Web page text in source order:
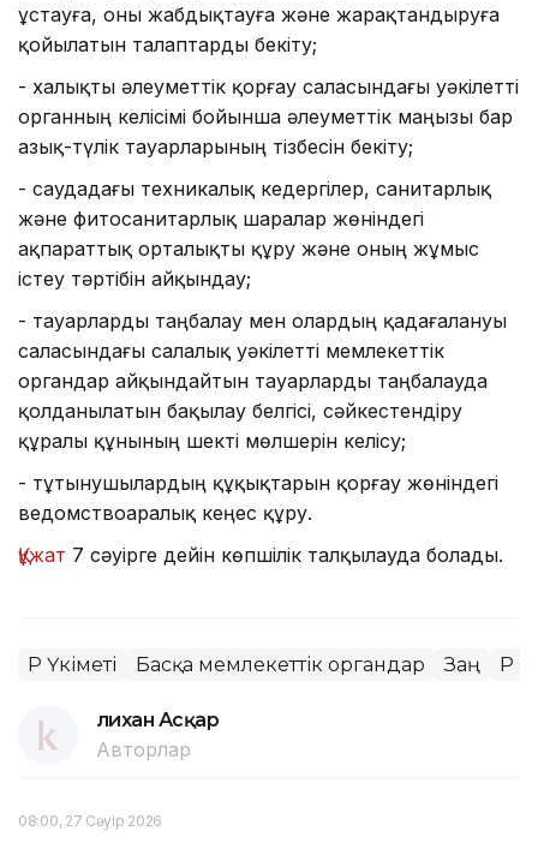
ұстауға, оны жабдықтауға және жарақтандыруға
қойылатын талаптарды бекіту;
- халықты әлеуметтік қорғау саласындағы уәкілетті
органның келісімі бойынша әлеуметтік маңызы бар
азық-түлік тауарларының тізбесін бекіту;
- саудадағы техникалық кедергілер, санитарлық
және фитосанитарлық шаралар жөніндегі
ақпараттық орталықты құру және оның жұмыс
істеу тәртібін айқындау;
- тауарларды таңбалау мен олардың қадағалануы
саласындағы салалық уәкілетті мемлекеттік
органдар айқындайтын тауарларды таңбалауда
қолданылатын бақылау белгісі, сәйкестендіру
құралы құнының шекті мөлшерін келісу;
- тұтынушылардың құқықтарын қорғау жөніндегі
ведомствоаралық кеңес құру.
Құжат 7 сәуірге дейін көпшілік талқылауда болады.
ҚР Үкіметі Басқа мемлекеттік органдар Заң ҚР
Әлихан Асқар
Авторлар
08:00, 27 Сәуір 2026